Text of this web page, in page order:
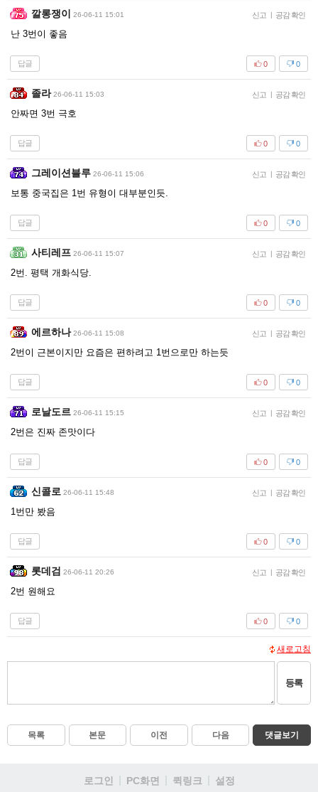
깔롱쟁이 26-06-11 15:01 신고 | 공감 확인
난 3번이 좋음
답글 0
0
졸라 26-06-11 15:03 신고 | 공감 확인
안짜면 3번 극호
답글 0
0
그레이션블루 26-06-11 15:06 신고 | 공감 확인
보통 중국집은 1번 유형이 대부분인듯.
답글 0
0
사티레프 26-06-11 15:07 신고 | 공감 확인
2번. 평택 개화식당.
답글 0
0
에르하나 26-06-11 15:08 신고 | 공감 확인
2번이 근본이지만 요즘은 편하려고 1번으로만 하는듯
답글 0
0
로날도르 26-06-11 15:15 신고 | 공감 확인
2번은 진짜 존맛이다
답글 0
0
신콜로 26-06-11 15:48 신고 | 공감 확인
1번만 봤음
답글 0
0
롯데검 26-06-11 20:26 신고 | 공감 확인
2번 원해요
답글 0
0
새로고침
등록
목록 본문 이전 다음 댓글보기
로그인 PC화면 퀵링크 설정